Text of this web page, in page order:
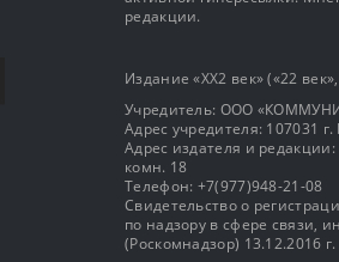
редакции.
Издание «XX2 век» («22
Учредитель: OOO
Адрес учредителя: 107031
Адрес издателя и редакции:
комн. 18
Телефон: +7(977)948-21-08
Свидетельство о
по надзору в сфере связи,
(Роскомнадзор) 13.12.2016 г.